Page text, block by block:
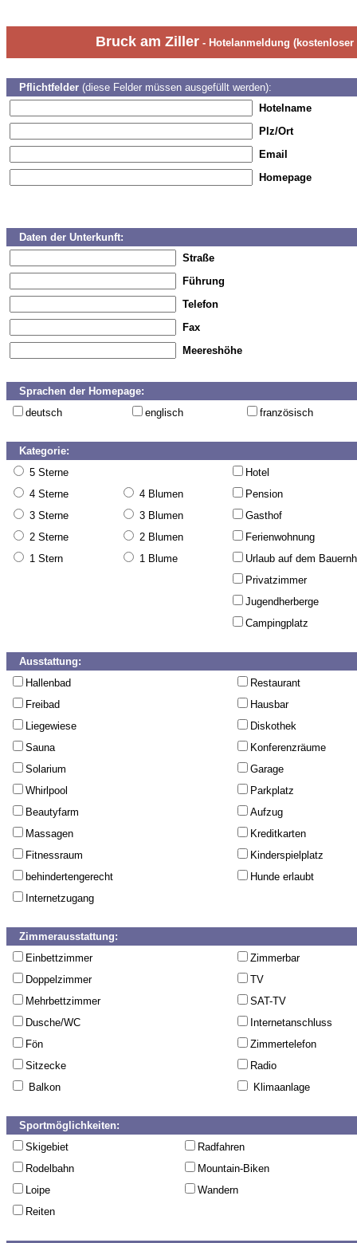
Bruck am Ziller- Hotelanmeldung (kostenloser
Pflichtfelder (diese Felder müssen ausgefüllt werden):
Hotelname
Plz/Ort
Email
Homepage
Daten der Unterkunft:
Straße
Führung
Telefon
Fax
Meereshöhe
Sprachen der Homepage:
deutsch
englisch französisch
Kategorie:
5 Sterne
Hotel
4 Sterne
4 Blumen
Pension
3 Sterne
3 Blumen
Gasthof
2 Sterne
2 Blumen
Ferienwohnung
1 Stern
1 Blume
Urlaub auf dem
Privatzimmer
Jugendherberge
Campingplatz
Ausstattung:
Hallenbad
Restaurant
Freibad
Hausbar
Liegewiese
Diskothek
Sauna
Konferenzräume
Solarium
Garage
Whirlpool
Parkplatz
Beautyfarm
Aufzug
Massagen
Kreditkarten
Fitnessraum
Kinderspielplatz
behindertengerecht
Hunde erlaubt
Internetzugang
Zimmerausstattung:
Einbettzimmer
Zimmerbar
Doppelzimmer
TV
Mehrbettzimmer
SAT-TV
Dusche/WC
Internetanschluss
Fön
Zimmertelefon
Sitzecke
Radio
Balkon
Klimaanlage
Sportmöglichkeiten:
Skigebiet
Radfahren
Rodelbahn
Mountain-Biken
Loipe
Wandern
Reiten